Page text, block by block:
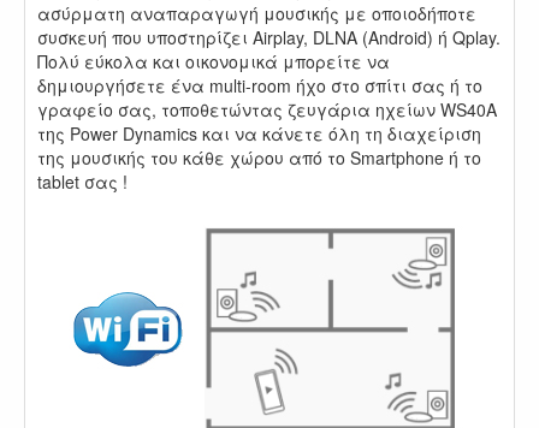
ασύρματη αναπαραγωγή μουσικής με οποιοδήποτε
συσκευή που υποστηρίζει Airplay, DLNA (Android) ή Qplay.
Πολύ εύκολα και οικονομικά μπορείτε να
δημιουργήσετε ένα multi-room ήχο στο σπίτι σας ή το
γραφείο σας, τοποθετώντας ζευγάρια ηχείων WS40A
της Power Dynamics και να κάνετε όλη τη διαχείριση
της μουσικής του κάθε χώρου από το Smartphone ή το
tablet σας !